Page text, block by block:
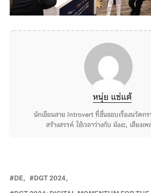
หนุ่ย แซ่แต้
นักเขียนสาย Introvert ที่ชื่นชอบเรื่องนวัตก
สร้างสรรค์ ใช้เวลาว่างกับ มังงะ, เสียงเพ
DE DGT 2024